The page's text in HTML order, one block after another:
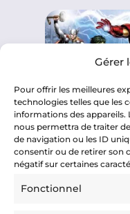
Gérer
Pour offrir les meilleures
technologies telles que les
informations des appareils.
nous permettra de traiter
de navigation ou les ID
consentir ou de retirer son
négatif sur certaines
Fonctionnel
QUIZ